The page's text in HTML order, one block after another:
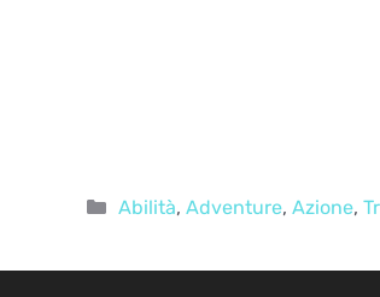
Categorie
Abilità, Adventure, Azione,